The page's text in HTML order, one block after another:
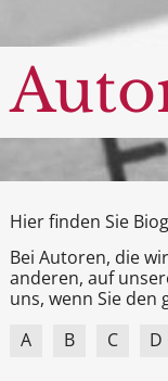
Hier finden Sie
Bei Autoren, die
anderen, auf
uns, wenn Sie
A
B C D